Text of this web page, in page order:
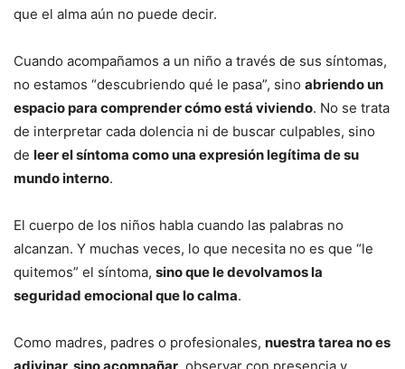
que el alma aún no puede decir.
Cuando acompañamos a un niño a través de sus síntomas,
no estamos “descubriendo qué le pasa”, sino abriendo un
espacio para comprender cómo está viviendo. No se trata
de interpretar cada dolencia ni de buscar culpables, sino
de leer el síntoma como una expresión legítima de su
mundo interno.
El cuerpo de los niños habla cuando las palabras no
alcanzan. Y muchas veces, lo que necesita no es que “le
quitemos” el síntoma, sino que le devolvamos la
seguridad emocional que lo calma.
Como madres, padres o profesionales, nuestra tarea no es
adivinar, sino acompañar, observar con presencia y